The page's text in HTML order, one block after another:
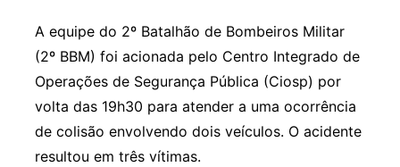
A equipe do 2º Batalhão de Bombeiros Militar
(2º BBM) foi acionada pelo Centro Integrado de
Operações de Segurança Pública (Ciosp) por
volta das 19h30 para atender a uma ocorrência
de colisão envolvendo dois veículos. O acidente
resultou em três vítimas.